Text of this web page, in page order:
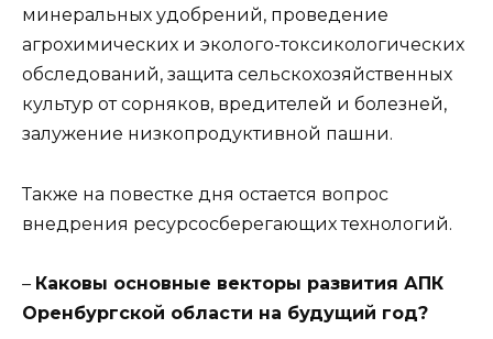
минеральных удобрений, проведение
агрохимических и эколого-токсикологических
обследований, защита сельскохозяйственных
культур от сорняков, вредителей и болезней,
залужение низкопродуктивной пашни.
Также на повестке дня остается вопрос
внедрения ресурсосберегающих технологий.
– Каковы основные векторы развития АПК
Оренбургской области на будущий год?